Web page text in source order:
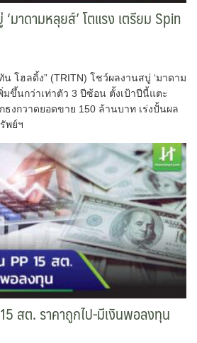
มาดามหลุยส์’ โตแรง เตรียม Spin
น โฮลดิ้ง” (TRITN) โชว์ผลงานสบู่ ‘มาดาม
มขึ้นกว่าเท่าตัว 3 ปีซ้อน ตั้งเป้าปีนี้แตะ
งกวาดยอดขาย 150 ล้านบาท เร่งปั้นผล
พย์ฯ
สต. ราคาถูกไป-มีเงินพอลงทุน